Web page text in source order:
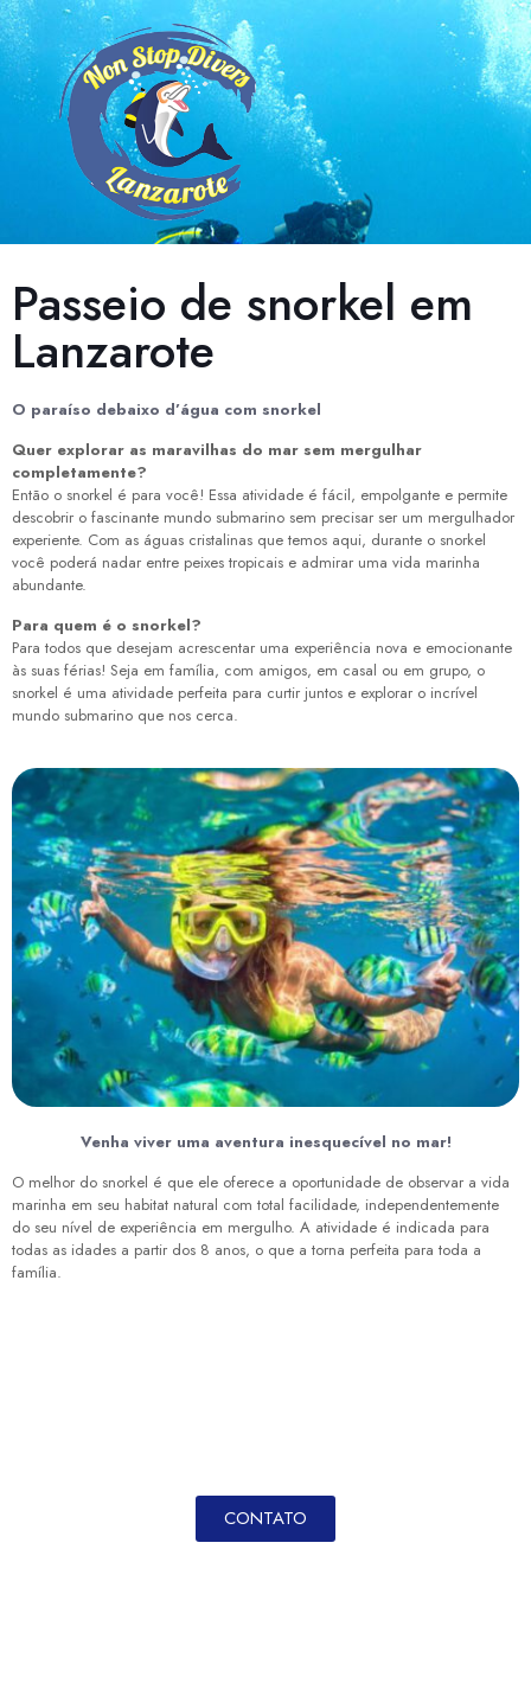
Passeio de snorkel em
Lanzarote
O paraíso debaixo d’água com snorkel
Quer explorar as maravilhas do mar sem mergulhar
completamente?
Então o snorkel é para você! Essa atividade é fácil, empolgante e permite
descobrir o fascinante mundo submarino sem precisar ser um mergulhador
experiente. Com as águas cristalinas que temos aqui, durante o snorkel
você poderá nadar entre peixes tropicais e admirar uma vida marinha
abundante.
Para quem é o snorkel?
Para todos que desejam acrescentar uma experiência nova e emocionante
às suas férias! Seja em família, com amigos, em casal ou em grupo, o
snorkel é uma atividade perfeita para curtir juntos e explorar o incrível
mundo submarino que nos cerca.
Venha viver uma aventura inesquecível no mar!
O melhor do snorkel é que ele oferece a oportunidade de observar a vida
marinha em seu habitat natural com total facilidade, independentemente
do seu nível de experiência em mergulho. A atividade é indicada para
todas as idades a partir dos 8 anos, o que a torna perfeita para toda a
família.
CONTATO